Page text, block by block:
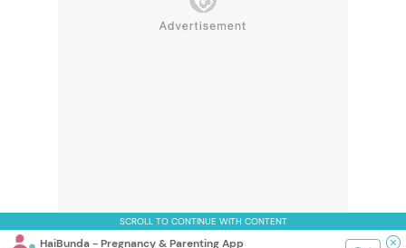
SCROLL TO CONTINUE WITH CONTENT
HaiBunda - Pregnancy & Parenting App